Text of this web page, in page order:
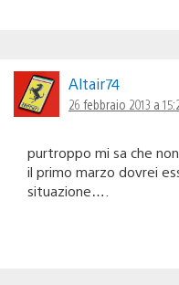
Altair74
26 febbraio 2013 a
purtroppo mi sa che
il primo marzo dovrei
situazione….